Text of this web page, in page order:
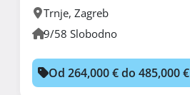
Trnje, Zagreb
9/58 Slobodno
Od 264,000 € do 485,000 €